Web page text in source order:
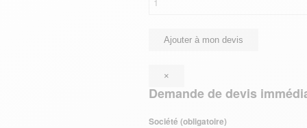
Ajouter à mon devis
×
Demande de devis
Société (obligatoire)